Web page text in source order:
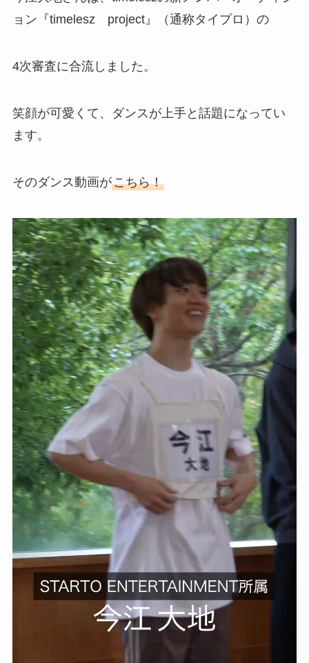
ョン『timelesz project』（通称タイプロ）の
4次審査に合流しました。
笑顔が可愛くて、ダンスが上手と話題になってい
ます。
そのダンス動画がこちら！